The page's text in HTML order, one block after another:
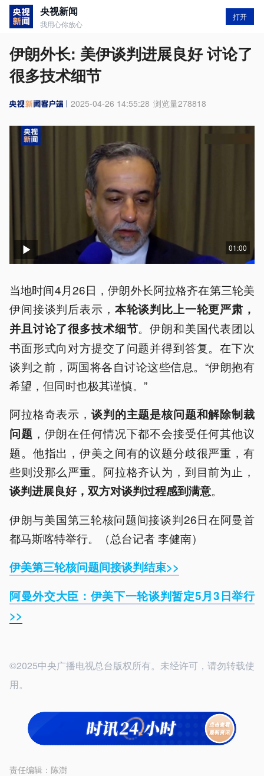
央视新闻
我用心你放心
打开
伊朗外长: 美伊谈判进展良好 讨论了
很多技术细节
2025-04-26 14:55:28 浏览量278818
01:00
当地时间4月26日，伊朗外长阿拉格齐在第三轮美
伊间接谈判后表示， 本轮谈判比上一轮更严肃，
并且讨论了很多技术细节。伊朗和美国代表团以
书面形式向对方提交了问题并得到答复。在下次
谈判之前，两国将各自讨论这些信息。“伊朗抱有
希望，但同时也极其谨慎。”
阿拉格奇表示， 谈判的主题是核问题和解除制裁
问题 ，伊朗在任何情况下都不会接受任何其他议
题。他指出，伊美之间有的议题分歧很严重，有
些则没那么严重。阿拉格齐认为，到目前为止，
谈判进展良好，双方对谈判过程感到满意。
伊朗与美国第三轮核问题间接谈判26日在阿曼首
都马斯喀特举行。（总台记者 李健南）
伊美第三轮核问题间接谈判结束>>
阿曼外交大臣：伊美下一轮谈判暂定5月3日举行
>>
©2025中央广播电视总台版权所有。未经许可，请勿转载使
用。
责任编辑： 陈澍